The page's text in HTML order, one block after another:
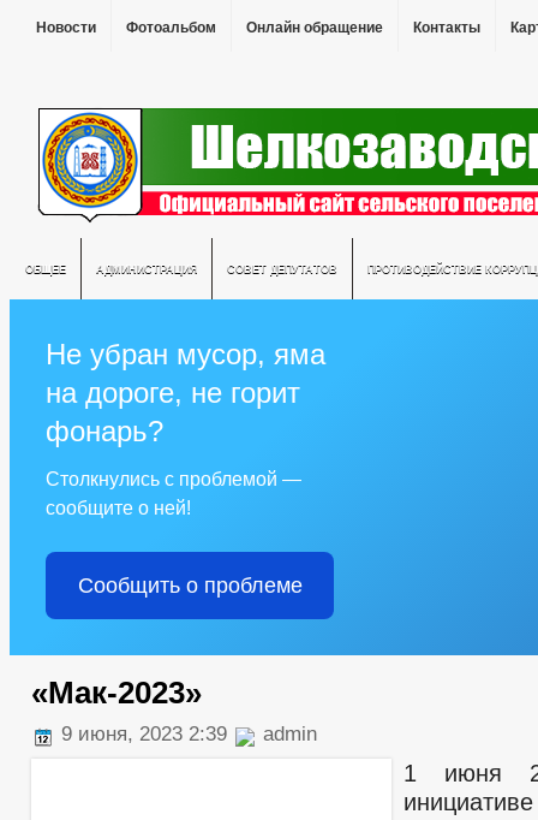
Новости Фотоальбом Онлайн обращение Контакты
ОБЩЕЕ АДМИНИСТРАЦИЯ СОВЕТ ДЕПУТАТОВ ПРОТИВОДЕЙСТВИЕ
Не убран мусор, яма
на дороге, не горит
фонарь?
Столкнулись с проблемой —
сообщите о ней!
Сообщить о проблеме
«Мак-2023»
9 июня, 2023 2:39 admin
1 июня